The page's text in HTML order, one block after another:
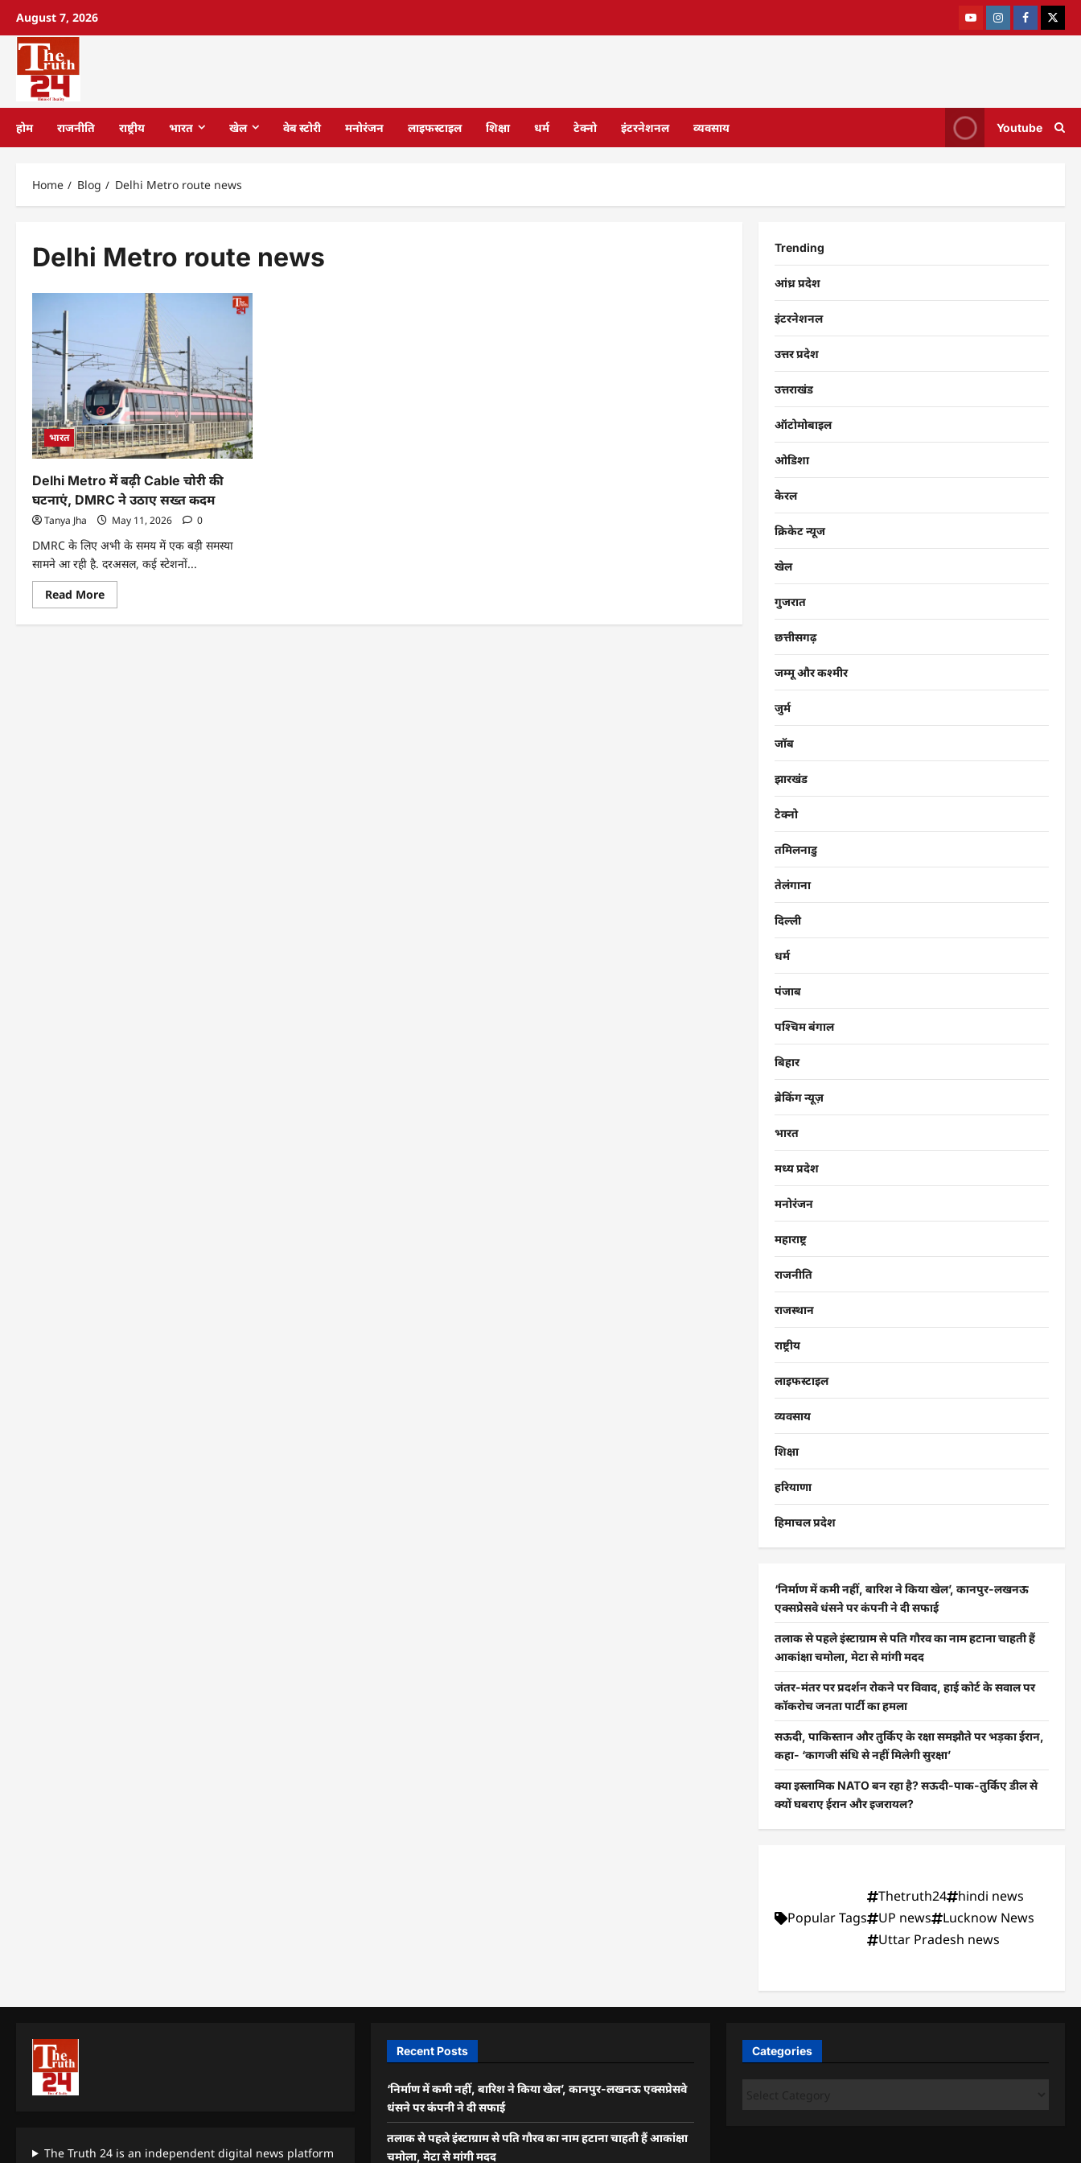
August 7, 2026
होम राजनीति राष्ट्रीय भारत खेल वेब स्टोरी मनोरंजन लाइफस्टाइल शिक्षा धर्म टेक्नो इंटरनेशनल व्यवसाय Youtube
Home Blog Delhi Metro route news
Delhi Metro route news
भारत
Delhi Metro में बढ़ी Cable चोरी की
घटनाएं, DMRC ने उठाए सख्त कदम
Tanya Jha May 11, 2026 0
DMRC के लिए अभी के समय में एक बड़ी समस्या
सामने आ रही है. दरअसल, कई स्टेशनों...
Read More
Trending
आंध्र प्रदेश
इंटरनेशनल
उत्तर प्रदेश
उत्तराखंड
ऑटोमोबाइल
ओडिशा
केरल
क्रिकेट न्यूज
खेल
गुजरात
छत्तीसगढ़
जम्मू और कश्मीर
जुर्म
जॉब
झारखंड
टेक्नो
तमिलनाडु
तेलंगाना
दिल्ली
धर्म
पंजाब
पश्चिम बंगाल
बिहार
ब्रेकिंग न्यूज़
भारत
मध्य प्रदेश
मनोरंजन
महाराष्ट्र
राजनीति
राजस्थान
राष्ट्रीय
लाइफस्टाइल
व्यवसाय
शिक्षा
हरियाणा
हिमाचल प्रदेश
‘निर्माण में कमी नहीं, बारिश ने किया खेल’, कानपुर-लखनऊ
एक्सप्रेसवे धंसने पर कंपनी ने दी सफाई
तलाक से पहले इंस्टाग्राम से पति गौरव का नाम हटाना चाहती हैं
आकांक्षा चमोला, मेटा से मांगी मदद
जंतर-मंतर पर प्रदर्शन रोकने पर विवाद, हाई कोर्ट के सवाल पर
कॉकरोच जनता पार्टी का हमला
सऊदी, पाकिस्तान और तुर्किए के रक्षा समझौते पर भड़का ईरान,
कहा- ‘कागजी संधि से नहीं मिलेगी सुरक्षा’
क्या इस्लामिक NATO बन रहा है? सऊदी-पाक-तुर्किए डील से
क्यों घबराए ईरान और इजरायल?
Popular Tags
Thetruth24
hindi news
UP news
Lucknow News
Uttar Pradesh news
The Truth 24 is an independent digital news platform
Recent Posts
‘निर्माण में कमी नहीं, बारिश ने किया खेल’, कानपुर-लखनऊ एक्सप्रेसवे
धंसने पर कंपनी ने दी सफाई
तलाक से पहले इंस्टाग्राम से पति गौरव का नाम हटाना चाहती हैं आकांक्षा
चमोला, मेटा से मांगी मदद
Categories